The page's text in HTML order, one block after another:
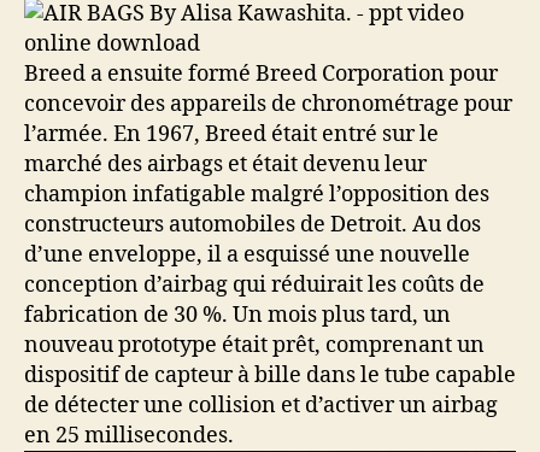
Breed a ensuite formé Breed Corporation pour
concevoir des appareils de chronométrage pour
l’armée. En 1967, Breed était entré sur le
marché des airbags et était devenu leur
champion infatigable malgré l’opposition des
constructeurs automobiles de Detroit. Au dos
d’une enveloppe, il a esquissé une nouvelle
conception d’airbag qui réduirait les coûts de
fabrication de 30 %. Un mois plus tard, un
nouveau prototype était prêt, comprenant un
dispositif de capteur à bille dans le tube capable
de détecter une collision et d’activer un airbag
en 25 millisecondes.